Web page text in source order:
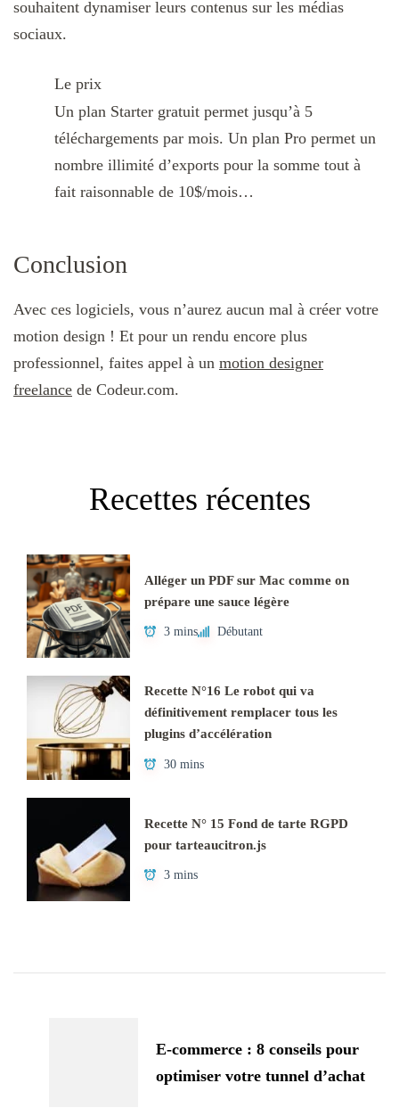
souhaitent dynamiser leurs contenus sur les médias
sociaux.
Le prix
Un plan Starter gratuit permet jusqu’à 5
téléchargements par mois. Un plan Pro permet un
nombre illimité d’exports pour la somme tout à
fait raisonnable de 10$/mois…
Conclusion
Avec ces logiciels, vous n’aurez aucun mal à créer votre
motion design ! Et pour un rendu encore plus
professionnel, faites appel à un motion designer
freelance de Codeur.com.
Recettes récentes
Alléger un PDF sur Mac comme on
prépare une sauce légère
3 mins Débutant
Recette N°16 Le robot qui va
définitivement remplacer tous les
plugins d’accélération
30 mins
Recette N° 15 Fond de tarte RGPD
pour tarteaucitron.js
3 mins
E-commerce : 8 conseils pour
optimiser votre tunnel d’achat